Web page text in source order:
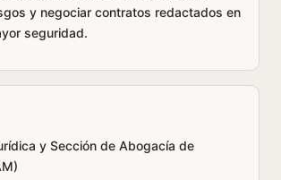
y negociar contratos redactados en
seguridad.
y Sección de Abogacía de